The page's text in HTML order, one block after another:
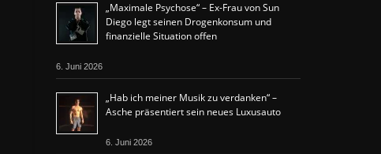
„Maximale Psychose“ – Ex-Frau von Sun
Diego legt seinen Drogenkonsum und
finanzielle Situation offen
6. Juni 2026
„Hab ich meiner Musik zu verdanken“ –
Asche präsentiert sein neues Luxusauto
6. Juni 2026